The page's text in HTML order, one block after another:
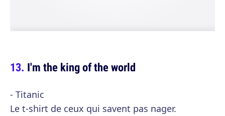
I'm the king of the world
- Titanic
Le t-shirt de ceux qui savent pas nager.